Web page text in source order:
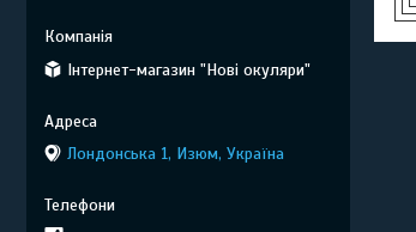
Інтернет-магазин "Нові окуляри"
Лондонська 1, Изюм, Україна